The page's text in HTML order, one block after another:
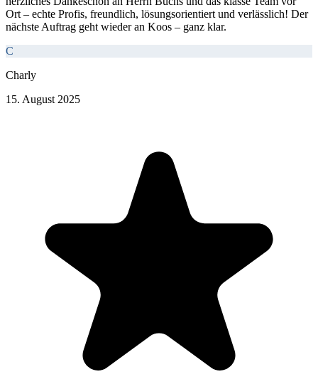
Ort – echte Profis, freundlich, lösungsorientiert und verlässlich! Der
nächste Auftrag geht wieder an Koos – ganz klar.
C
Charly
15. August 2025